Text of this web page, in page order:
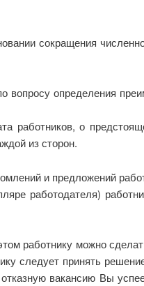
сокращения
определения
работников, о
из сторон.
и предложений
работодателя)
работнику можно
следует принять
вакансию Вы